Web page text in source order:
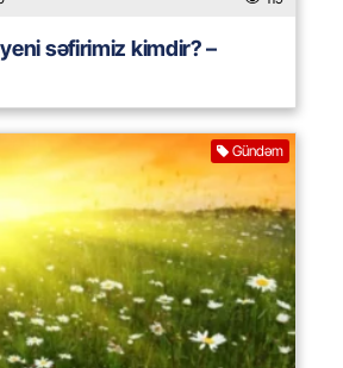
səfirimiz kimdir? –
Gündəm